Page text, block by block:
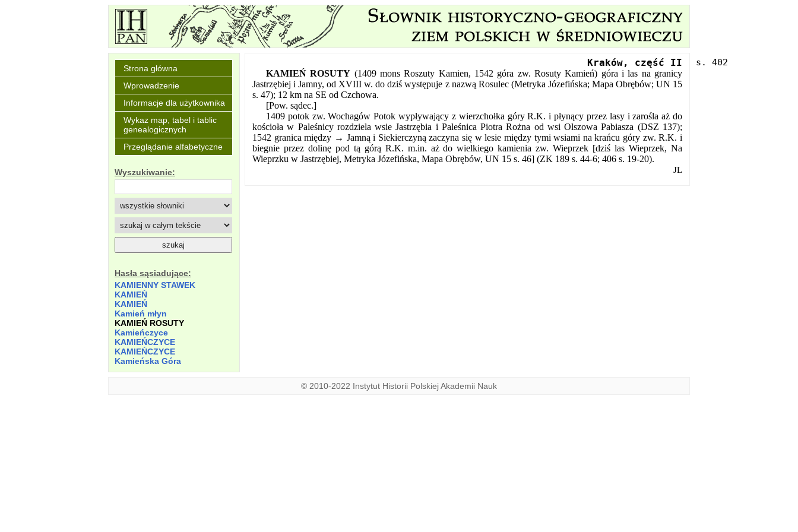
Strona główna
Wprowadzenie
Informacje dla użytkownika
Wykaz map, tabel i tablic
genealogicznych
Przeglądanie alfabetyczne
Wyszukiwanie:
Hasła sąsiadujące:
KAMIENNY STAWEK
KAMIEŃ
KAMIEŃ
Kamień młyn
KAMIEŃ ROSUTY
Kamieńczyce
KAMIEŃCZYCE
KAMIEŃCZYCE
Kamieńska Góra
Kraków, część II
KAMIEŃ ROSUTY (1409 mons Roszuty Kamien, 1542 góra zw. Rosuty Kamień) góra i las na granicy
Jastrzębiej i Jamny, od XVIII w. do dziś występuje z nazwą Rosulec (Metryka Józefińska; Mapa Obrębów; UN 15
s. 47); 12 km na SE od Czchowa.
[Pow. sądec.]
1409 potok zw. Wochagów Potok wypływający z wierzchołka góry R.K. i płynący przez lasy i zarośla aż do
kościoła w Paleśnicy rozdziela wsie Jastrzębia i Paleśnica Piotra Rożna od wsi Olszowa Pabiasza (DSZ 137);
1542 granica między → Jamną i Siekierczyną zaczyna się w lesie między tymi wsiami na krańcu góry zw. R.K. i
biegnie przez dolinę pod tą górą R.K. m.in. aż do wielkiego kamienia zw. Wieprzek [dziś las Wieprzek, Na
Wieprzku w Jastrzębiej, Metryka Józefińska, Mapa Obrębów, UN 15 s. 46] (ZK 189 s. 44-6; 406 s. 19-20).
JL
© 2010-2022 Instytut Historii Polskiej Akademii Nauk